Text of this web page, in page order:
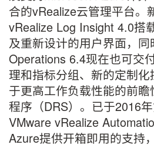
合的vRealize云管理平台。
vRealize Log Insight 4.0搭
及重新设计的用户界面，同
Operations 6.4现在也可交
理和指标分组、新的定制
于更高工作负载性能的前
程序（DRS）。已于2016
VMware vRealize
Azure提供开箱即用的支持